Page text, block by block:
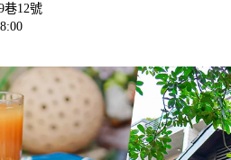
巷12號